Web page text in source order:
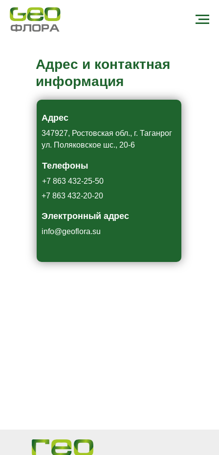
Адрес и контактная
информация
Адрес
Электронный адрес
Телефоны
+7 863 432-25-50
+7 863 432-20-20
347927, Ростовская обл., г. Таганрог
ул. Поляковское шс., 20-6
info@geoflora.su